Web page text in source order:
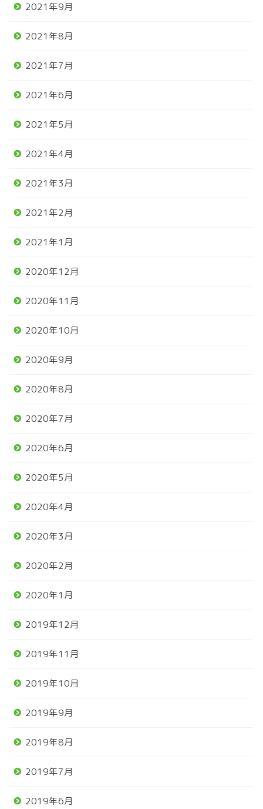
2021年9月
2021年8月
2021年7月
2021年6月
2021年5月
2021年4月
2021年3月
2021年2月
2021年1月
2020年12月
2020年11月
2020年10月
2020年9月
2020年8月
2020年7月
2020年6月
2020年5月
2020年4月
2020年3月
2020年2月
2020年1月
2019年12月
2019年11月
2019年10月
2019年9月
2019年8月
2019年7月
2019年6月